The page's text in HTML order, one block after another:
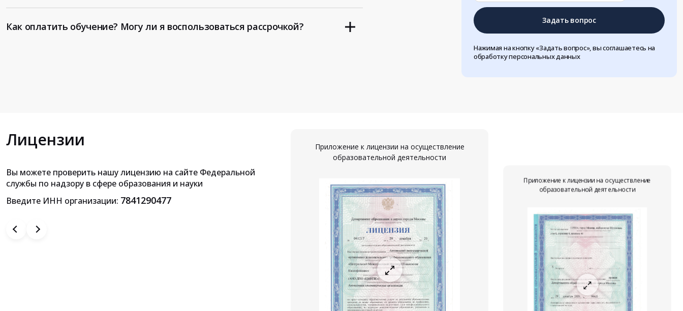
Задать вопрос
Нажимая на кнопку «Задать вопрос», вы соглашаетесь на
обработку персональных данных
Как оплатить обучение? Могу ли я воспользоваться рассрочкой?
Лицензии
Вы можете проверить нашу лицензию на сайте Федеральной
службы по надзору в сфере образования и науки
Введите ИНН организации: 7841290477
Приложение к лицензии на осуществление
образовательной деятельности
Приложение к лицензии на осуществление
образовательной деятельности
Приложение к лицензии на осуществление
образовательной деятельности